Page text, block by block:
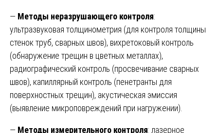
— Методы неразрушающего контроля:
ультразвуковая толщинометрия (для контроля толщины
стенок труб, сварных швов), вихретоковый контроль
(обнаружение трещин в цветных металлах),
радиографический контроль (просвечивание сварных
швов), капиллярный контроль (пенетранты для
поверхностных трещин), акустическая эмиссия
(выявление микроповреждений при нагружении).
— Методы измерительного контроля: лазерное